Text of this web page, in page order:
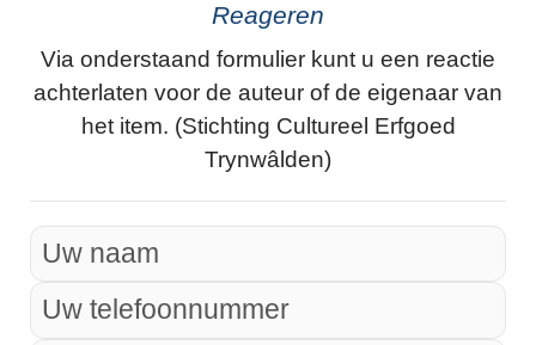
Reageren
Via onderstaand formulier kunt u een reactie
achterlaten voor de auteur of de eigenaar van
het item. (Stichting Cultureel Erfgoed
Trynwâlden)